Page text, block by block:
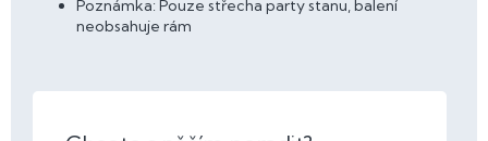
Poznámka: Pouze střecha party stanu, balení
neobsahuje rám